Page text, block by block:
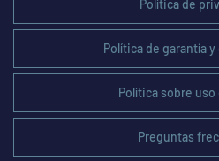
Política de
Política de garantía
Política sobre
Preguntas